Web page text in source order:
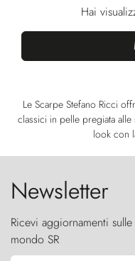
Hai
Le Scarpe Stefano Ricci
classici in pelle pregiata
look con
Newsletter
Ricevi aggiornamenti
mondo SR